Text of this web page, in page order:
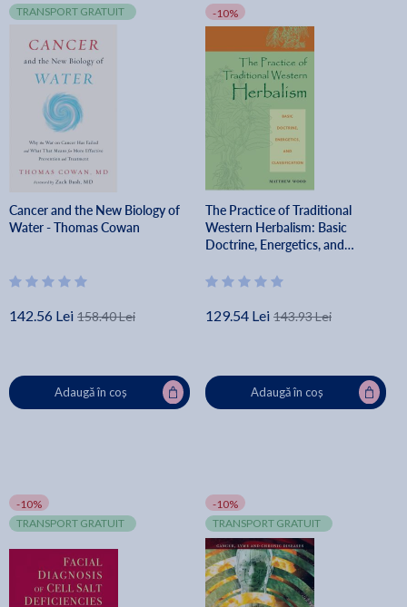
TRANSPORT GRATUIT
Cancer and the New Biology of
Water - Thomas Cowan
142.56 Lei 158.40 Lei
Adaugă în coș
-10%
The Practice of Traditional
Western Herbalism: Basic
Doctrine, Energetics, and
129.54 Lei 143.93 Lei
Adaugă în coș
-10%
TRANSPORT GRATUIT
-10%
TRANSPORT GRATUIT